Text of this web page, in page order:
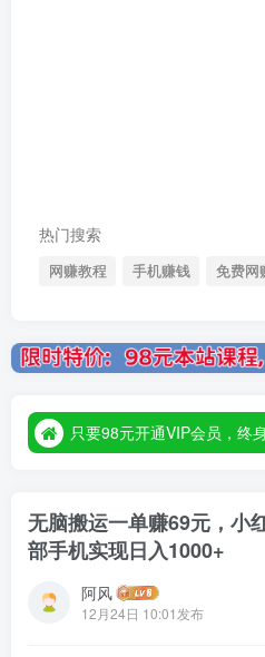
热门搜索
网赚教程 手机赚钱 免费网
只要98元开通VIP会员，终身下载各大机构内部资源，一站
只要98元开通VIP会员，终身下载各大机构内部资源，一站式
无脑搬运一单赚69元，小
部手机实现日入1000+
阿风
12月24日 10:01发布